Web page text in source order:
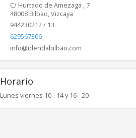
C/ Hurtado de Amezaga , 7
48008 Bilbao,Vizcaya
944230212 / 13
629567306
info@idendabilbao.com
Horario
Lunes viernes 10 - 14 y 16 - 20